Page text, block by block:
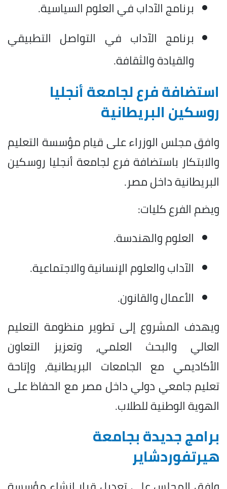
برنامج الآداب في العلوم السياسية.
برنامج الآداب في التواصل التطبيقي
والقيادة والثقافة.
استضافة فرع لجامعة أنجليا
روسكين البريطانية
وافق مجلس الوزراء على قيام مؤسسة التعليم
والابتكار باستضافة فرع لجامعة أنجليا روسكين
البريطانية داخل مصر.
ويضم الفرع كليات:
العلوم والهندسة.
الآداب والعلوم الإنسانية والاجتماعية.
الأعمال والقانون.
ويهدف المشروع إلى تطوير منظومة التعليم
العالي والبحث العلمي، وتعزيز التعاون
الأكاديمي مع الجامعات البريطانية، وإتاحة
تعليم جامعي دولي داخل مصر مع الحفاظ على
الهوية الوطنية للطلاب.
برامج جديدة بجامعة
هيرتفوردشاير